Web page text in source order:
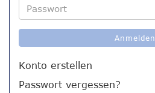
Passwort
Anmelden
Konto erstellen
Passwort vergessen?